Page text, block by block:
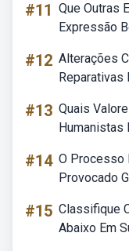
#11 Que Outras
Expressão
#12 Alterações
Reparativas
#13 Quais
Humanistas
#14 O Processo
Provocado
#15 Classifique
Abaixo Em